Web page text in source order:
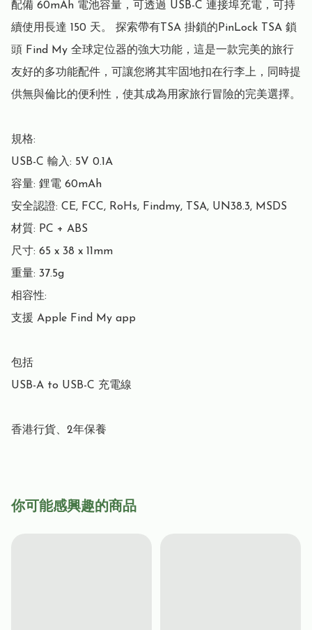
配備 60mAh 電池容量，可透過 USB-C 連接埠充電，可持
續使用長達 150 天。 探索帶有TSA 掛鎖的PinLock TSA 鎖
頭 Find My 全球定位器的強大功能，這是一款完美的旅行
友好的多功能配件，可讓您將其牢固地扣在行李上，同時提
供無與倫比的便利性，使其成為用家旅行冒險的完美選擇。
規格:
USB-C 輸入: 5V 0.1A
容量: 鋰電 60mAh
安全認證: CE, FCC, RoHs, Findmy, TSA, UN38.3, MSDS
材質: PC + ABS
尺寸: 65 x 38 x 11mm
重量: 37.5g
相容性:
支援 Apple Find My app
包括
USB-A to USB-C 充電線
香港行貨、2年保養
你可能感興趣的商品